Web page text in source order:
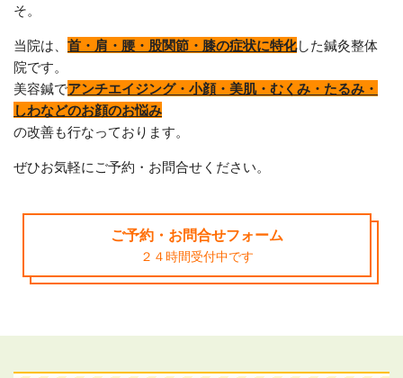
そ。
当院は、 首・肩・腰・股関節・膝の症状に特化した鍼灸整体
院です。
美容鍼でアンチエイジング・小顔・美肌・むくみ・たるみ・
しわなどのお顔のお悩み
の改善も行なっております。
ぜひお気軽にご予約・お問合せください。
ご予約・お問合せフォーム
２４時間受付中です